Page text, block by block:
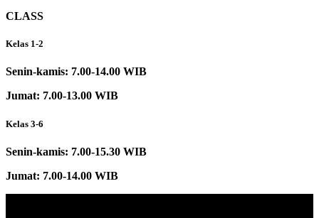
CLASS
Kelas 1-2
Senin-kamis: 7.00-14.00 WIB
Jumat: 7.00-13.00 WIB
Kelas 3-6
Senin-kamis: 7.00-15.30 WIB
Jumat: 7.00-14.00 WIB